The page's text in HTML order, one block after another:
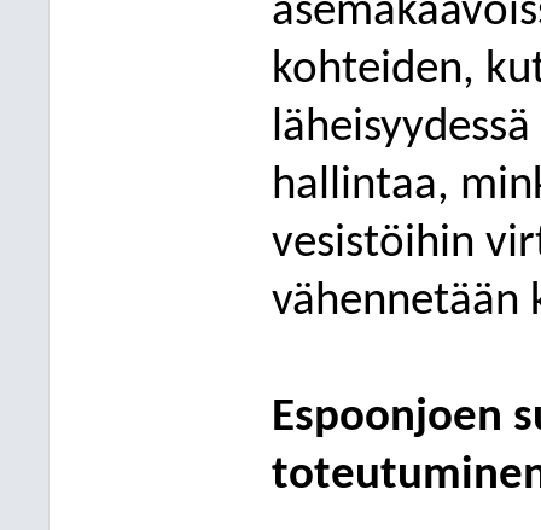
kohteiden,
hallintaa,
vesistöihin
vähennetään
Espoonjoen